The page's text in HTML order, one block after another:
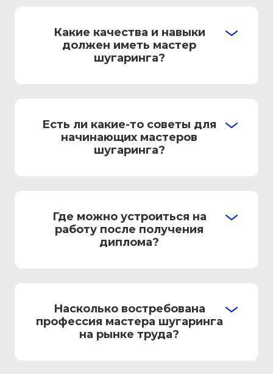
Какие качества и навыки
должен иметь мастер
шугаринга?
Есть ли какие-то советы для
начинающих мастеров
шугаринга?
Где можно устроиться на
работу после получения
диплома?
Насколько востребована
профессия мастера шугаринга
на рынке труда?